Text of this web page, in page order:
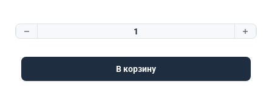
Количество товара К7 | стекло «Unico»
В корзину